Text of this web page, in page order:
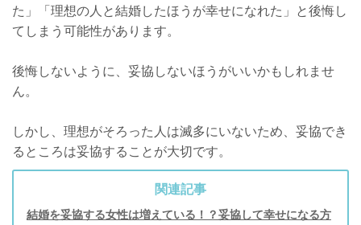
た」「理想の人と結婚したほうが幸せになれた」と後悔し
てしまう可能性があります。
後悔しないように、妥協しないほうがいいかもしれませ
ん。
しかし、理想がそろった人は滅多にいないため、妥協でき
るところは妥協することが大切です。
関連記事
結婚を妥協する女性は増えている！？妥協して幸せになる方